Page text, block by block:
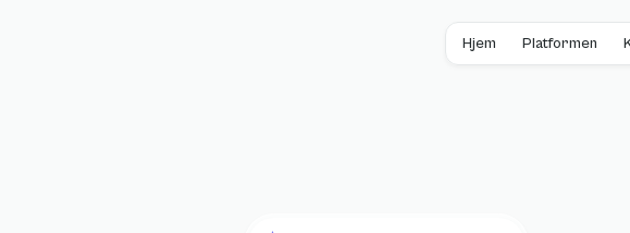
Hjem Platformen